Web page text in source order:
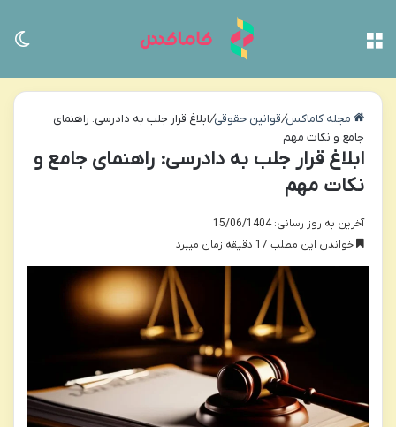
مجله کاماکس/قوانین حقوقی/ابلاغ قرار جلب به دادرسی: راهنمای
جامع و نکات مهم
ابلاغ قرار جلب به دادرسی: راهنمای جامع و
نکات مهم
آخرین به روز رسانی: 15/06/1404
خواندن این مطلب 17 دقیقه زمان میبرد